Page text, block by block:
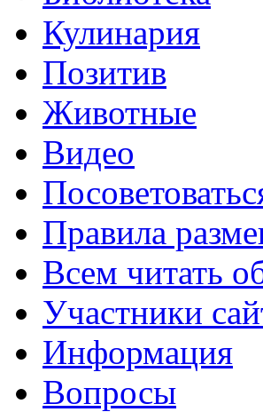
Кулинария
Позитив
Животные
Видео
Правила
Всем читать
Участники
Информация
Вопросы